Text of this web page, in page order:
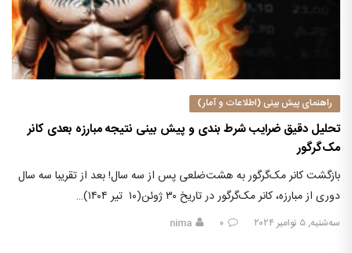
راهنمای پیش بینی (اطلاعات و آمار)
تحلیل دقیق ضرایب شرط بندی و پیش بینی نتیجه مبارزه بعدی کانر
مک‌گرگور
بازگشت کانر مک‌گرگور به هشت‌ضلعی پس از سه سال! بعد از تقریبا سه سال
دوری از مبارزه، کانر مک‌گرگور در تاریخ ۳۰ ژوئن(۱۰ تیر ۱۴۰۴)…
سه‌شنبه, ۵ نوامبر ۲۰۲۴ ۰ nima